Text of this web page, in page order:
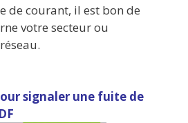
de courant, il est bon de
votre secteur ou
signaler une fuite de